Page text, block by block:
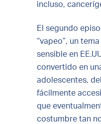
incluso,
El segundo
“vapeo”, un
sensible en
convertido en
adolescentes,
fácilmente
que
costumbre tan